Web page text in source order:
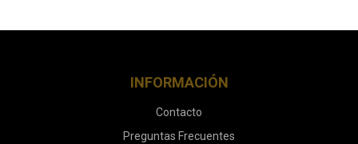
INFORMACIÓN
Contacto
Preguntas Frecuentes